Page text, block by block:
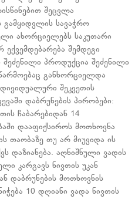
შეცვლა
გამყიდვლის სავაჭრო
ახორციელებს საკუთარი
შემდეგი
პროდუქცია შეძენილი
განხორციელდა
შეკვეთის
დაბრუნების პირობები:
ჩაბარებიდან 14
დააფიქსიროს მოთხოვნა
თაობაზე თუ არ მიუვიდა ის
დაზიანება. აღნიშნული ვადის
კარგავს ნივთის უკან
დაბრუნების მოთხოვნის
10 დღიანი ვადა ნივთის